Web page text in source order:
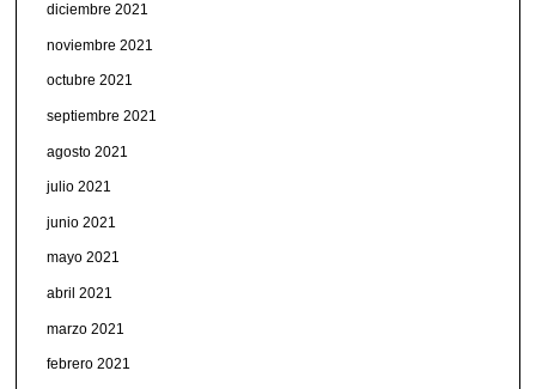
diciembre 2021
noviembre 2021
octubre 2021
septiembre 2021
agosto 2021
julio 2021
junio 2021
mayo 2021
abril 2021
marzo 2021
febrero 2021